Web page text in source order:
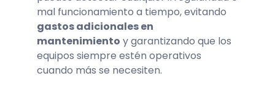
mal funcionamiento a tiempo, evitando
gastos adicionales en
mantenimiento y garantizando que los
equipos siempre estén operativos
cuando más se necesiten.